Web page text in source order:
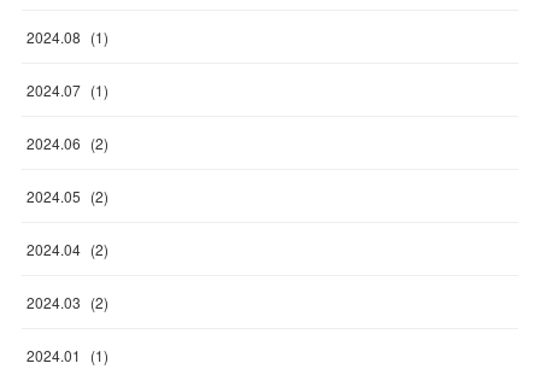
2024.08 (1)
2024.07 (1)
2024.06 (2)
2024.05 (2)
2024.04 (2)
2024.03 (2)
2024.01 (1)